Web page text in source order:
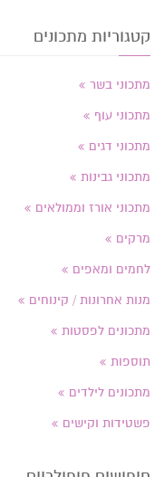
קטגוריות מתכונים
מתכוני בשר
מתכוני עוף
מתכוני דגים
מתכוני גבינות
מתכוני אורז וממולאים
מרקים
לחמים ומאפים
מנות אחרונות / קינוחים
מתכונים לפסטות
תוספות
מתכונים לילדים
פשטידות וקישים